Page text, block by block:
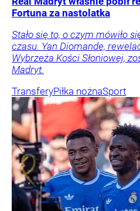
Fortuna za nastolatka
Stało się to, o czym mówiło
czasu. Yan Diomande,
Wybrzeża Kości Słoniowej,
Madryt.
TransferyPiłka nożnaSport